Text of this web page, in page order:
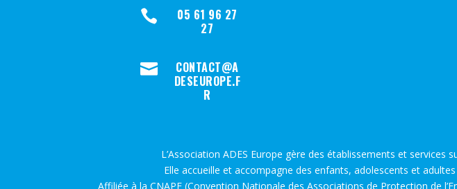

05 61 96 27
27

CONTACT@A
DESEUROPE.F
R
L’Association ADES Europe gère des établissements et services
Elle accueille et accompagne des enfants, adolescents et
Affiliée à la CNAPE (Convention Nationale des Associations de Protection de